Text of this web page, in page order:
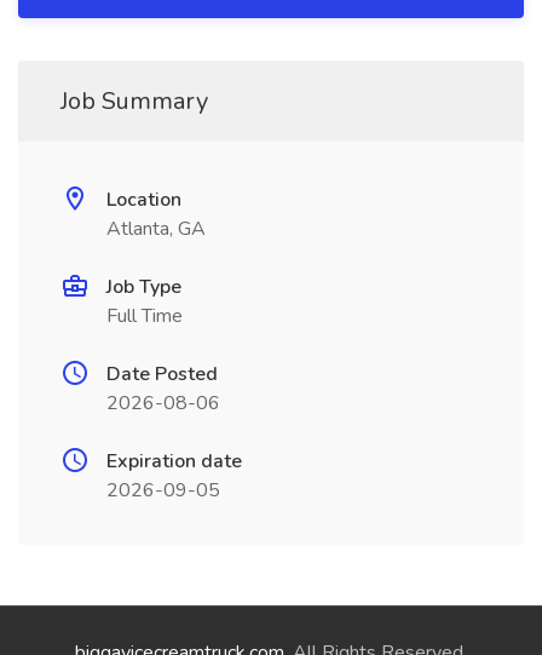
Job Summary
Location
Atlanta, GA
Job Type
Full Time
Date Posted
2026-08-06
Expiration date
2026-09-05